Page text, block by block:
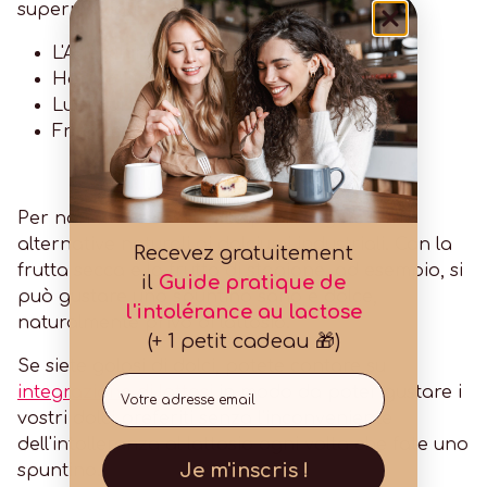
supermercati:
L'Arlecchino Lutti
Haribo Dragibus
Lutti Surfizz
Fragole Haribo Tagada
Per non avere sensi di colpa, rivolgetevi alle
alternative naturali ai dolciumi industriali. Con la
frutta secca e la frutta di stagione, ad esempio, si
può gustare uno spuntino sano e dolce,
naturalmente privo di lattosio.
Se siete golosi di dolci, potete contare su
integrazione di lattasi in modo da poter gustare i
vostri dolci preferiti senza l'inconveniente
dell'intolleranza al lattosio ogni volta che fate uno
spuntino.
Recevez gratuitement
il Guide pratique de
l'intolérance au lactose
(+ 1 petit cadeau 🎁)
Email
Je m'inscris !